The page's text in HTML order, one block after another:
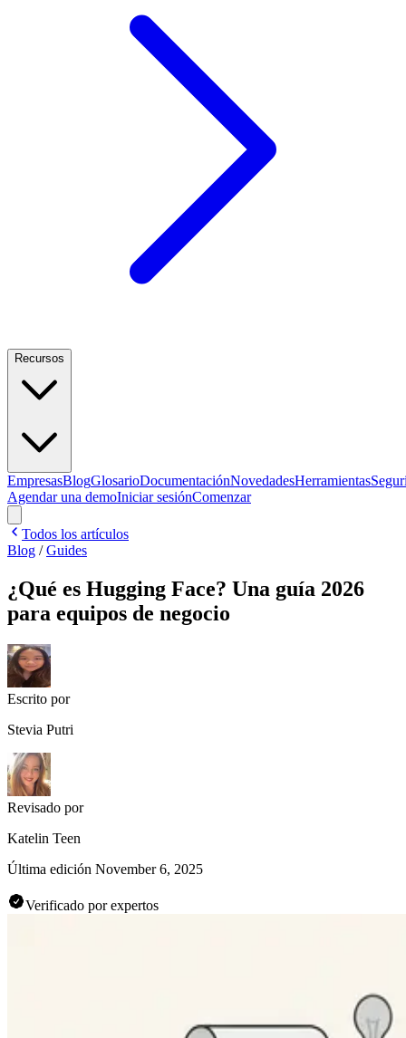
Recursos
EmpresasBlogGlosarioDocumentaciónNovedadesHerramientas
Agendar una demoIniciar sesiónComenzar
Todos los artículos
Blog /Guides
¿Qué es Hugging Face? Una guía 2026
para equipos de negocio
Escrito por
Stevia Putri
Revisado por
Katelin Teen
Última edición November 6, 2025
Verificado por expertos